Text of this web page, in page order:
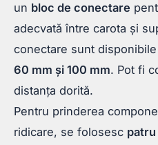
un bloc de conectare
adecvată între carota și
conectare sunt
60 mm și 100 mm. Pot fi
distanța dorită.
Pentru prinderea
ridicare, se folosesc